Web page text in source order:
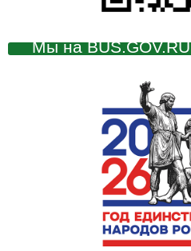
Мы на BUS.GOV.RU